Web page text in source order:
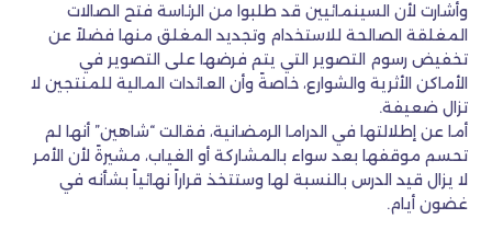
وأشارت لأن السينمائيين قد طلبوا من الرئاسة فتح الصالات
المغلقة الصالحة للاستخدام وتجديد المغلق منها فضلاً عن
تخفيض رسوم التصوير التي يتم فرضها على التصوير في
الأماكن الأثرية والشوارع، خاصةً وأن العائدات المالية للمنتجين لا
تزال ضعيفة.
أما عن إطلالتها في الدراما الرمضانية، فقالت “شاهين” أنها لم
تحسم موقفها بعد سواء بالمشاركة أو الغياب، مشيرةً لأن الأمر
لا يزال قيد الدرس بالنسبة لها وستتخذ قراراً نهائياً بشأنه في
غضون أيام.